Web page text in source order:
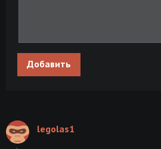
Добавить
legolas1